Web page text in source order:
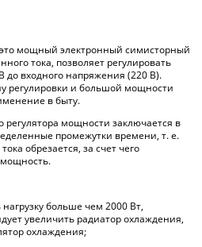
мощный электронный симисторный
тока, позволяет регулировать
входного напряжения (220 В).
регулировки и большой мощности
в быту.
мощности заключается в
промежутки времени, т. е.
обрезается, за счет чего
больше чем 2000 Вт,
увеличить радиатор охлаждения,
охлаждения;